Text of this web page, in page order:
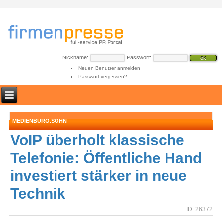
Nickname: Passwort:
Neuen Benutzer anmelden
Passwort vergessen?
MEDIENBÜRO.SOHN
VoIP überholt klassische
Telefonie: Öffentliche Hand
investiert stärker in neue
Technik
ID: 26372